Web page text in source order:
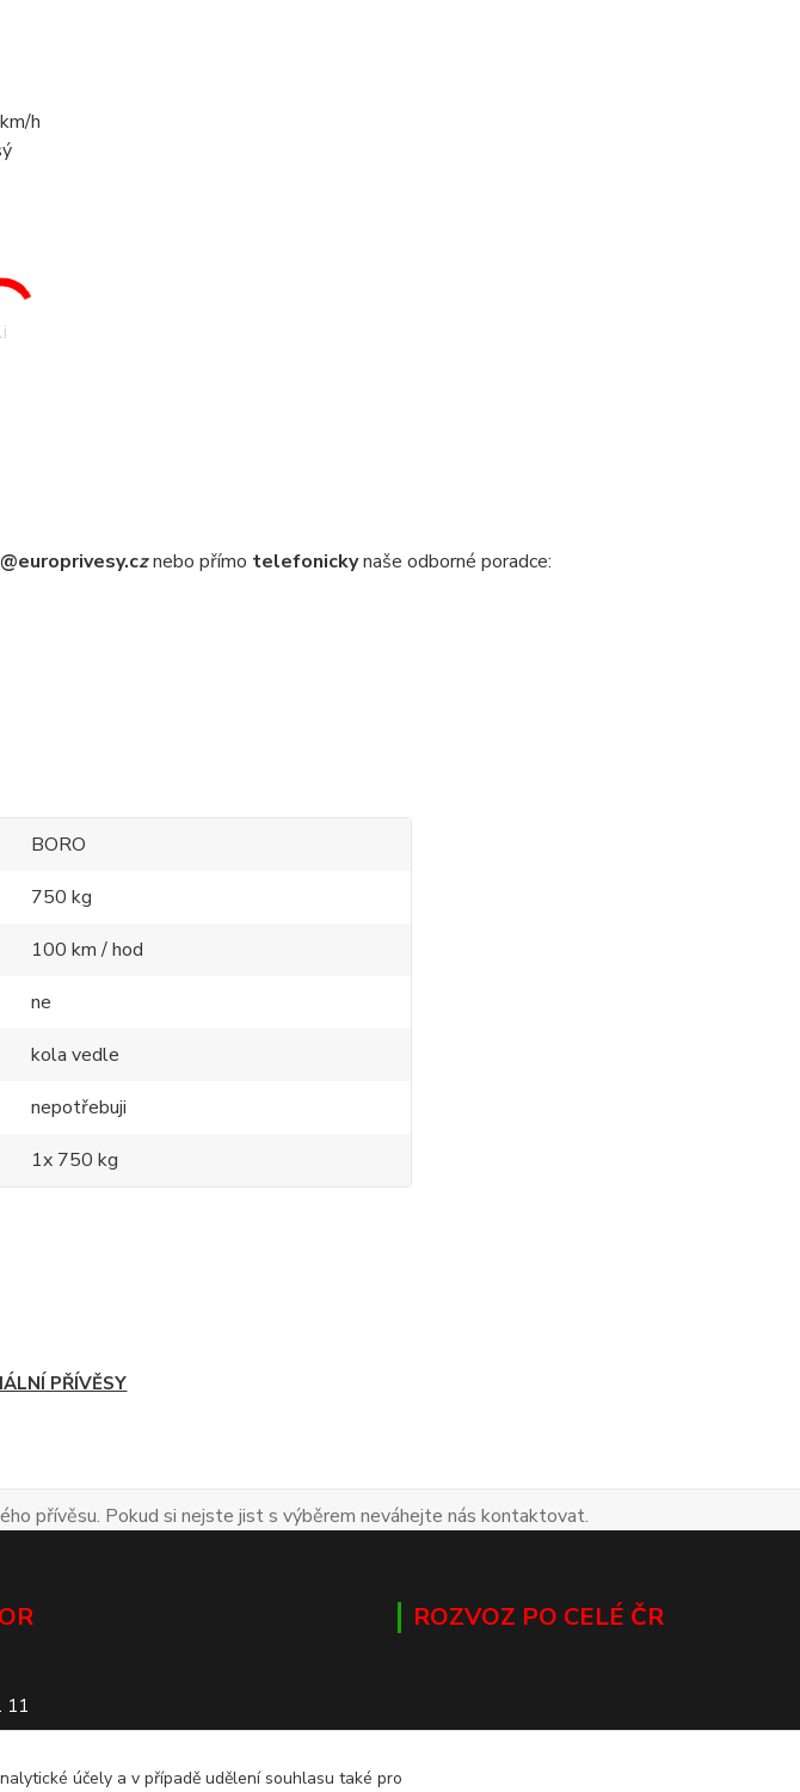
h
znebo přímo telefonickynaše odborné poradce:
BORO
750 kg
100 km / hod
ne
kola vedle
nepotřebuji
1x 750 kg
PŘÍVĚSY
přívěsu. Pokud si nejste jist s výběrem neváhejte nás kontaktovat.
11
ROZVOZ PO CELÉ ČR
účely a v případě udělení souhlasu také pro